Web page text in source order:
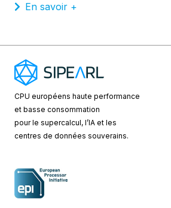
En savoir +
CPU européens haute performance
et basse consommation
pour le supercalcul, l’IA et les
centres de données souverains.